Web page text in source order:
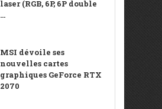
laser (RGB, 6P, 6P double
...
MSI dévoile ses
nouvelles cartes
graphiques GeForce RTX
2070